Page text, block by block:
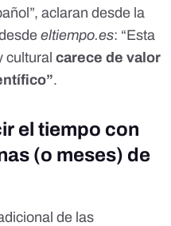
aclaran desde la
eltiempo.es: “Esta
cultural carece de valor
.
el tiempo con
(o meses) de
de las